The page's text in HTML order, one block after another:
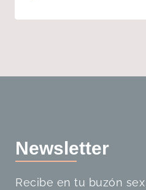
Newsletter
Recibe en tu buzón